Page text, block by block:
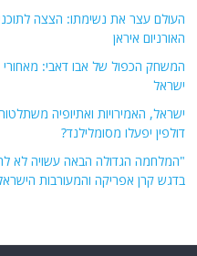
העולם עצר את נשימתו: הצצה
האורניום איראן
המשחק הכפול של אבו דאבי:
ישראל
ישראל, האמירויות ואתיופיה
דולפין יפעלו מסומלילנד?
"המלחמה הגדולה הבאה עשויה לא
בדגש קרן אפריקה והמעורבות